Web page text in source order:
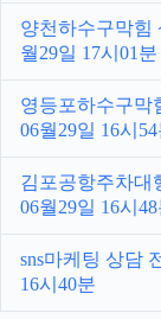
양천하수구막힘
월29일 17시01분
영등포하수구막
06월29일 16시54
김포공항주차대
06월29일 16시48
sns마케팅 상담
16시40분